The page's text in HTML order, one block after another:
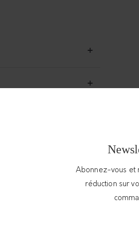
Abonnez-vous et
réduction sur